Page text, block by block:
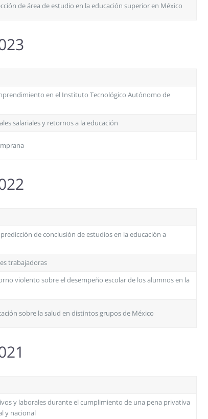
de área de estudio en la educación superior en México
en el Instituto Tecnológico Autónomo de
salariales y retornos a la educación
de conclusión de estudios en la educación a
trabajadoras
violento sobre el desempeño escolar de los alumnos en la
sobre la salud en distintos grupos de México
y laborales durante el cumplimiento de una pena privativa
y nacional